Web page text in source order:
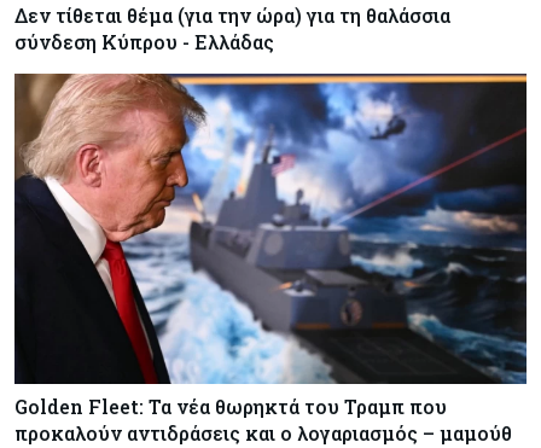
Δεν τίθεται θέμα (για την ώρα) για τη θαλάσσια
σύνδεση Κύπρου - Ελλάδας
Golden Fleet: Τα νέα θωρηκτά του Τραμπ που
προκαλούν αντιδράσεις και ο λογαριασμός – μαμούθ